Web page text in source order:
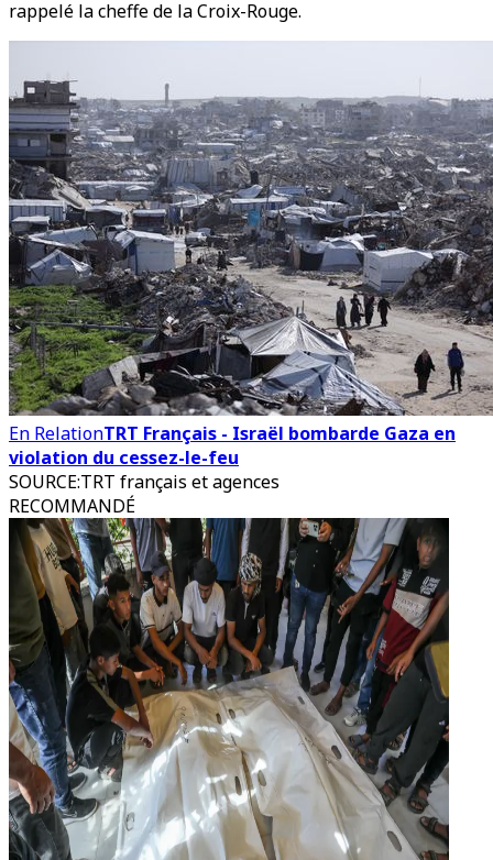
rappelé la cheffe de la Croix-Rouge.
En RelationTRT Français - Israël bombarde Gaza en
violation du cessez-le-feu
SOURCE:TRT français et agences
RECOMMANDÉ